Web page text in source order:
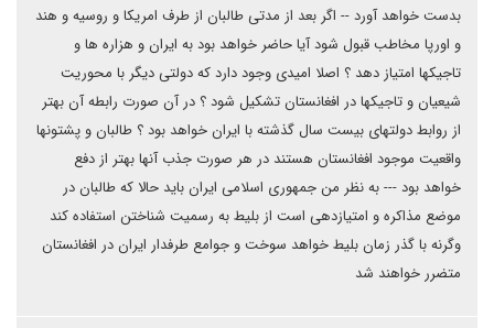
بدست خواهد آورد -- اگر بعد از مدتی طالبان از طرف امریکا و روسیه و هند
و اورپا مخاطب قبول شود آیا حاضر خواهد بود به ایران و هزاره ها و
تاجیکها امتیاز دهد ؟ اصلا امیدی وجود دارد که دولتی دیگر با محوریت
شیعیان و تاجیکها در افغانستان تشکیل شود ؟ در آن صورت رابطه آن بهتر
از روابط دولتهای بیست سال گذشته با ایران خواهد بود ؟ طالبان و پشتونها
واقعیت موجود افغانستان هستند در هر صورت جذب آنها بهتر از دفع
خواهد بود --- به نظر من جمهوری اسلامی ایران باید حالا که طالبان در
موضع مذاکره و امتیازدهی است از بلیط به رسمیت شناختن استفاده کند
وگرنه با گذر زمان بلیط خواهد سوخت و جوامع طرفدار ایران در افغانستان
متضرر خواهند شد